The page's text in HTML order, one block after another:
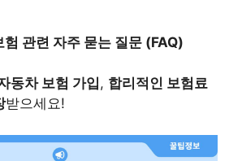
험 관련 자주 묻는 질문 (FAQ)
동차 보험 가입, 합리적인 보험료
받으세요!